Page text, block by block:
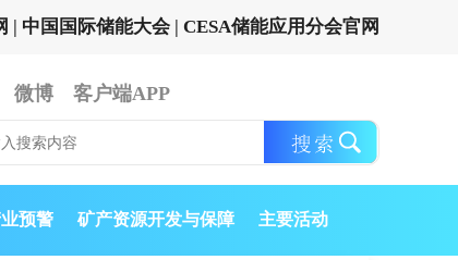
| 中国国际储能大会 | CESA储能应用分会官网
微博 客户端APP
预警 矿产资源开发与保障 主要活动